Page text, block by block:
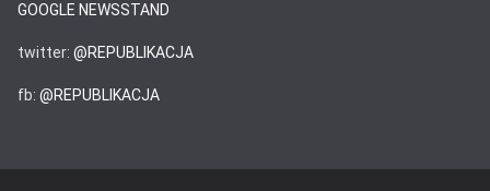
GOOGLE NEWSSTAND
twitter: @REPUBLIKACJA
fb: @REPUBLIKACJA